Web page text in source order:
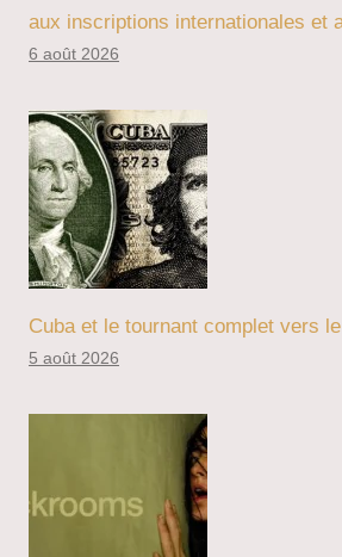
aux inscriptions internationales et
6 août 2026
Cuba et le tournant complet vers
5 août 2026